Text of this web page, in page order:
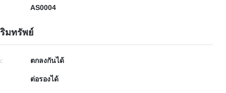
AS0004
มทรัพย์
ตกลงกันได้
ต่อรองได้